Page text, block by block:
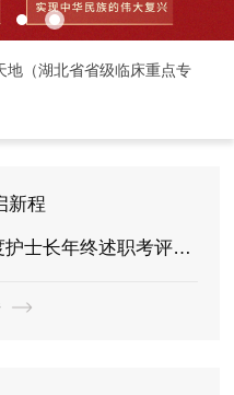
地（湖北省省级临床重点专
新程
终述职考评工作汇报会